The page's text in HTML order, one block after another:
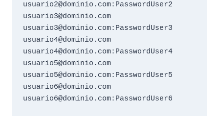
usuario2@dominio.com:PasswordUser2
usuario3@dominio.com
usuario3@dominio.com:PasswordUser3
usuario4@dominio.com
usuario4@dominio.com:PasswordUser4
usuario5@dominio.com
usuario5@dominio.com:PasswordUser5
usuario6@dominio.com
usuario6@dominio.com:PasswordUser6